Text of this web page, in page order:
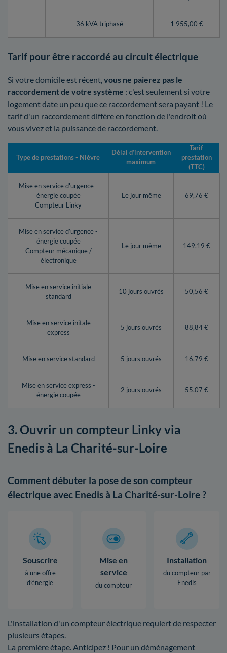
36 kVA triphasé 1 955,00 €
Tarif pour être raccordé au circuit électrique
Si votre domicile est récent,vous ne paierez pas le
raccordement de votre système : c'est seulement si votre
logement date un peu que ce raccordement sera payant ! Le
tarif d'un raccordement diffère en fonction de l'endroit où
vous vivez et la puissance de raccordement.
Type de prestations - Nièvre
Délai d’intervention
maximum
Tarif
prestation
(TTC)
Mise en service d'urgence -
énergie coupée
Compteur Linky
Le jour même 69,76 €
Mise en service d’urgence -
énergie coupée
Compteur mécanique /
électronique
Le jour même 149,19 €
Mise en service initiale
standard
10 jours ouvrés 50,56 €
Mise en service initale
express
5 jours ouvrés 88,84 €
Mise en service standard 5 jours ouvrés 16,79 €
Mise en service express -
énergie coupée
2 jours ouvrés 55,07 €
3. Ouvrir un compteur Linky via
Enedis à La Charité-sur-Loire
Comment débuter la pose de son compteur
électrique avec Enedis à La Charité-sur-Loire ?
Souscrire
à une offre
d’énergie
Mise en
service
du compteur
Installation
du compteur par
Enedis
L'installation d'un compteur électrique requiert de respecter
plusieurs étapes.
La première étape. Anticipez ! Pour un déménagement